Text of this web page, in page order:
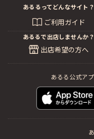
あるるってどんなサイト？
ご利用ガイド
あるるで出店しませんか？
出店希望の方へ
あるる公式ア